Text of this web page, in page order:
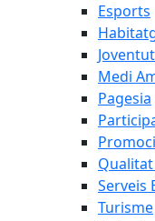
Esports
Joventut
Medi
Pagesia
Serveis
Turisme